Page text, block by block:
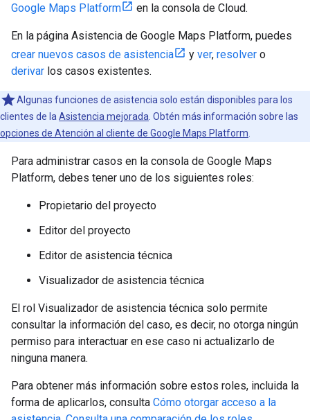
Google Maps Platform
en la consola de Cloud.
En la página Asistencia de Google Maps Platform, puedes
crear nuevos casos de asistencia
y ver, resolver o
derivar los casos existentes.
Algunas funciones de asistencia solo están disponibles para los
clientes de la Asistencia mejorada . Obtén más información sobre las
opciones de Atención al cliente de Google Maps Platform
Para administrar casos en la consola de Google Maps
Platform, debes tener uno de los siguientes roles:
Propietario del proyecto
Editor del proyecto
Editor de asistencia técnica
Visualizador de asistencia técnica
El rol Visualizador de asistencia técnica solo permite
consultar la información del caso, es decir, no otorga ningún
permiso para interactuar en ese caso ni actualizarlo de
ninguna manera.
Para obtener más información sobre estos roles, incluida la
forma de aplicarlos, consulta Cómo otorgar acceso a la